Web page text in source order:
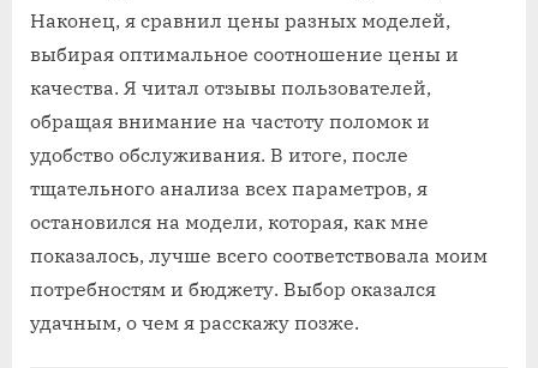
Наконец, я сравнил цены разных моделей,
выбирая оптимальное соотношение цены и
качества. Я читал отзывы пользователей,
обращая внимание на частоту поломок и
удобство обслуживания. В итоге, после
тщательного анализа всех параметров, я
остановился на модели, которая, как мне
показалось, лучше всего соответствовала моим
потребностям и бюджету. Выбор оказался
удачным, о чем я расскажу позже.